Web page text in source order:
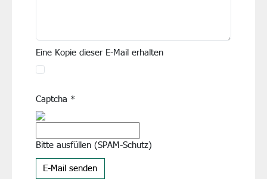
Eine Kopie dieser E-Mail erhalten
Captcha *
Bitte ausfüllen (SPAM-Schutz)
E-Mail senden